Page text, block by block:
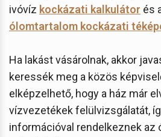
ivóvíz kockázati kalkulátor és
ólomtartalom kockázati
Ha lakást vásárolnak, akkor
keressék meg a közös
elképzelhető, hogy a ház már
vízvezetékek felülvizsgálatát,
információval rendelkeznek az